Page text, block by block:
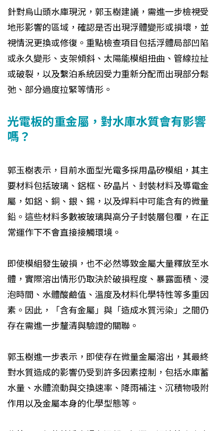
針對烏山頭水庫現況，郭玉樹建議，需進一步檢視受
地形影響的區域，確認是否出現浮體變形或損壞，並
視情況更換或修復。重點檢查項目包括浮體局部凹陷
或永久變形、支架傾斜、太陽能模組扭曲、管線拉扯
或破裂，以及繫泊系統因受力重新分配而出現部分鬆
弛、部分過度拉緊等情形。
光電板的重金屬，對水庫水質會有影響
嗎？
郭玉樹表示，目前水面型光電多採用晶矽模組，其主
要材料包括玻璃、鋁框、矽晶片、封裝材料及導電金
屬，如鋁、銅、銀、錫，以及焊料中可能含有的微量
鉛。這些材料多數被玻璃與高分子封裝層包覆，在正
常運作下不會直接接觸環境。
即使模組發生破損，也不必然導致金屬大量釋放至水
體，實際溶出情形仍取決於破損程度、暴露面積、浸
泡時間、水體酸鹼值、溫度及材料化學特性等多重因
素。因此，「含有金屬」與「造成水質污染」之間仍
存在需進一步釐清與驗證的關聯。
郭玉樹進一步表示，即使存在微量金屬溶出，其最終
對水質造成的影響仍受到許多因素控制，包括水庫蓄
水量、水體流動與交換速率、降雨補注、沉積物吸附
作用以及金屬本身的化學型態等。